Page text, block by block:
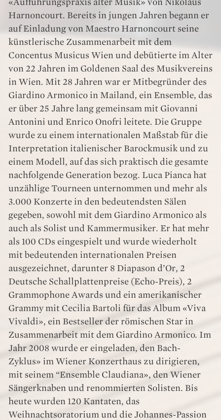
Harnoncourt. Bereits in jungen Jahren begann er
auf Einladung von Maestro Harnoncourt seine
künstlerische Zusammenarbeit mit dem
Concentus Musicus Wien und debütierte im Alter
von 22 Jahren im Goldenen Saal des Musikvereins
in Wien. Mit 28 Jahren war er Mitbegründer des
Giardino Armonico in Mailand, ein Ensemble, das
er über 25 Jahre lang gemeinsam mit Giovanni
Antonini und Enrico Onofri leitete. Die Gruppe
wurde zu einem internationalen Maßstab für die
Interpretation italienischer Barockmusik und zu
einem Modell, auf das sich praktisch die gesamte
nachfolgende Generation bezog. Luca Pianca hat
unzählige Tourneen unternommen und mehr als
3.000 Konzerte in den bedeutendsten Sälen
gegeben, sowohl mit dem Giardino Armonico als
auch als Solist und Kammermusiker. Er hat mehr
als 100 CDs eingespielt und wurde wiederholt
mit bedeutenden internationalen Preisen
ausgezeichnet, darunter 8 Diapason d’Or, 2
Deutsche Schallplattenpreise (Echo-Preis), 2
Grammophone Awards und ein amerikanischer
Grammy mit Cecilia Bartoli für das Album «Viva
Vivaldi», ein Bestseller der römischen Star in
Zusammenarbeit mit dem Giardino Armonico. Im
Jahr 2008 wurde er eingeladen, den Bach-
Zyklus» im Wiener Konzerthaus zu dirigieren,
mit seinem “Ensemble Claudiana», den Wiener
Sängerknaben und renommierten Solisten. Bis
heute wurden 120 Kantaten, das
Weihnachtsoratorium und die Johannes-Passion